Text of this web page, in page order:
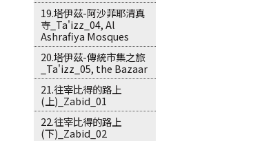
19.塔伊茲-阿沙菲耶清真
寺_Ta'izz_04, Al
Ashrafiya Mosques
20.塔伊茲-傳統市集之旅
_Ta'izz_05, the Bazaar
21.往宰比得的路上
(上)_Zabid_01
22.往宰比得的路上
(下)_Zabid_02